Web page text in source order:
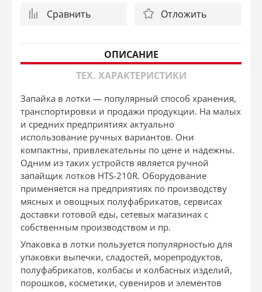
Сравнить Отложить
ОПИСАНИЕ
ТЕХ. ХАРАКТЕРИСТИКИ
Запайка в лотки — популярный способ хранения,
транспортировки и продажи продукции. На малых
и средних предприятиях актуально
использование ручных вариантов. Они
компактны, привлекательны по цене и надежны.
Одним из таких устройств является ручной
запайщик лотков HTS-210R. Оборудование
применяется на предприятиях по производству
мясных и овощных полуфабрикатов, сервисах
доставки готовой еды, сетевых магазинах с
собственным производством и пр.
Упаковка в лотки пользуется популярностью для
упаковки выпечки, сладостей, морепродуктов,
полуфабрикатов, колбасы и колбасных изделий,
порошков, косметики, сувениров и элементов